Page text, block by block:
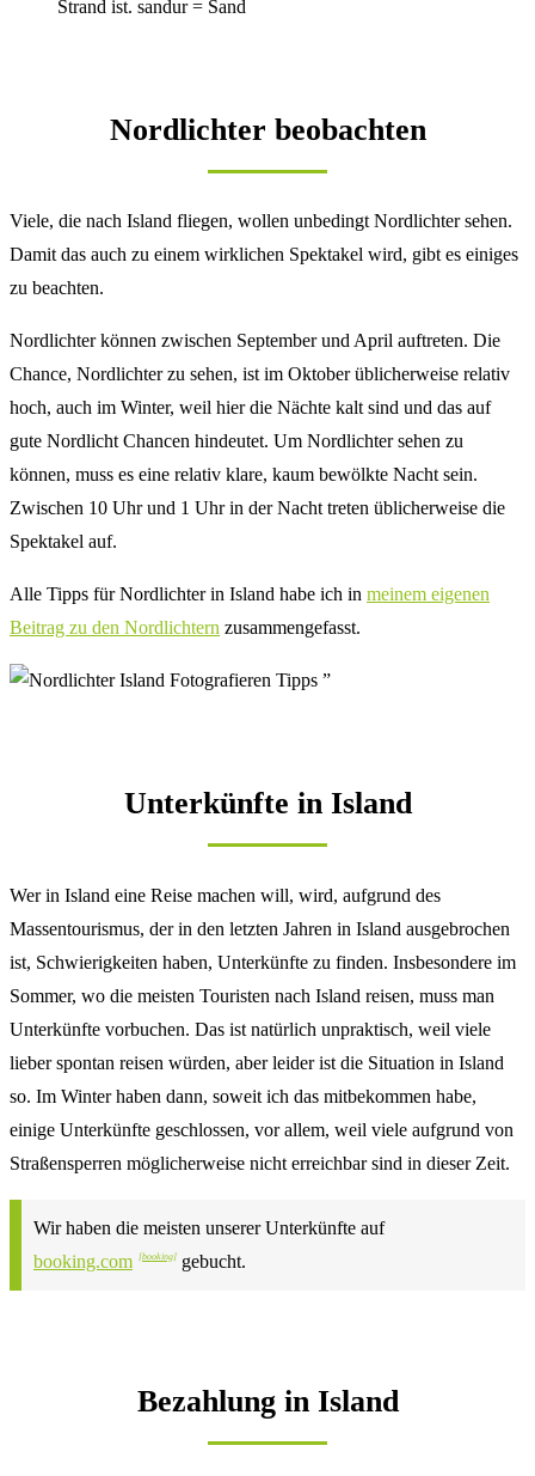
Strand ist. sandur = Sand
Nordlichter beobachten
Viele, die nach Island fliegen, wollen unbedingt Nordlichter sehen.
Damit das auch zu einem wirklichen Spektakel wird, gibt es einiges
zu beachten.
Nordlichter können zwischen September und April auftreten. Die
Chance, Nordlichter zu sehen, ist im Oktober üblicherweise relativ
hoch, auch im Winter, weil hier die Nächte kalt sind und das auf
gute Nordlicht Chancen hindeutet. Um Nordlichter sehen zu
können, muss es eine relativ klare, kaum bewölkte Nacht sein.
Zwischen 10 Uhr und 1 Uhr in der Nacht treten üblicherweise die
Spektakel auf.
Alle Tipps für Nordlichter in Island habe ich in meinem eigenen
Beitrag zu den Nordlichtern zusammengefasst.
Unterkünfte in Island
Wer in Island eine Reise machen will, wird, aufgrund des
Massentourismus, der in den letzten Jahren in Island ausgebrochen
ist, Schwierigkeiten haben, Unterkünfte zu finden. Insbesondere im
Sommer, wo die meisten Touristen nach Island reisen, muss man
Unterkünfte vorbuchen. Das ist natürlich unpraktisch, weil viele
lieber spontan reisen würden, aber leider ist die Situation in Island
so. Im Winter haben dann, soweit ich das mitbekommen habe,
einige Unterkünfte geschlossen, vor allem, weil viele aufgrund von
Straßensperren möglicherweise nicht erreichbar sind in dieser Zeit.
Wir haben die meisten unserer Unterkünfte auf
booking.com
gebucht.
Bezahlung in Island